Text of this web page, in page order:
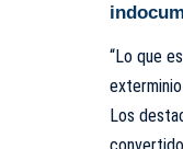
“Lo que
Los